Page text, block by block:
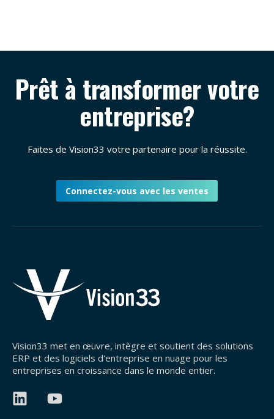
Prêt à transformer votre
entreprise?
Faites de Vision33 votre partenaire pour la réussite.
Connectez-vous avec les ventes
Vision33 met en œuvre, intègre et soutient des solutions
ERP et des logiciels d'entreprise en nuage pour les
entreprises en croissance dans le monde entier.